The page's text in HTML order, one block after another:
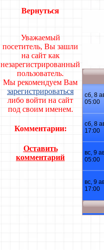
Вернуться
Уважаемый
посетитель, Вы зашли
на сайт как
незарегистрированный
пользователь.
Мы рекомендуем Вам
зарегистрироваться
либо войти на сайт
под своим именем.
Комментарии:
Оставить
комментарий